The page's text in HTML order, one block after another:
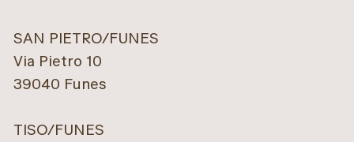
SAN PIETRO/FUNES
Via Pietro 10
39040 Funes
TISO/FUNES